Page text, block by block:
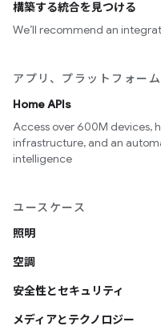
構築する統合を見つける
We’ll recommend an
アプリ、プラットフォー
Home APIs
Access over 600M devices,
infrastructure, and an
intelligence
ユースケース
照明
空調
安全性とセキュリティ
メディアとテクノロジー